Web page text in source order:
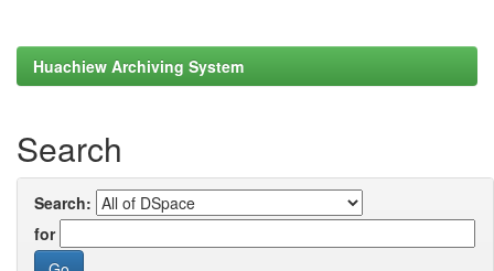
Huachiew Archiving System
Search
Search:
for